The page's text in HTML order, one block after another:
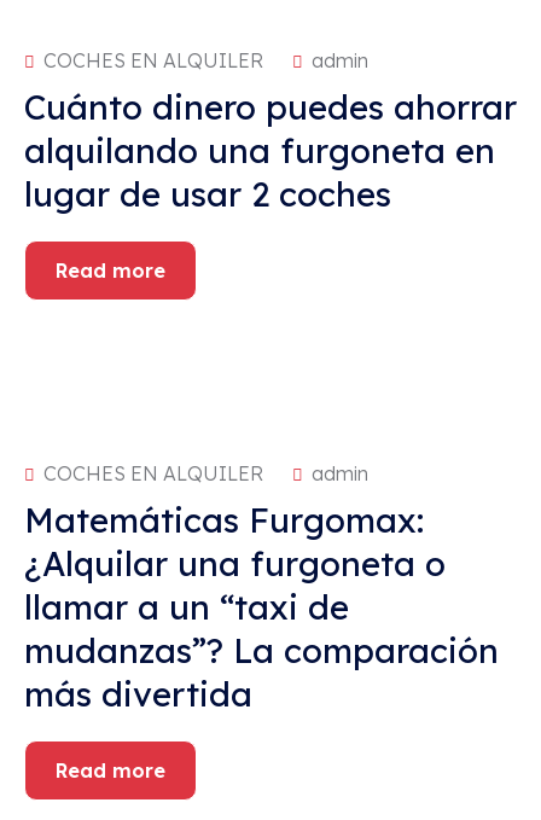
COCHES EN ALQUILER admin
Cuánto dinero puedes ahorrar
alquilando una furgoneta en
lugar de usar 2 coches
Read more
COCHES EN ALQUILER admin
Matemáticas Furgomax:
¿Alquilar una furgoneta o
llamar a un “taxi de
mudanzas”? La comparación
más divertida
Read more